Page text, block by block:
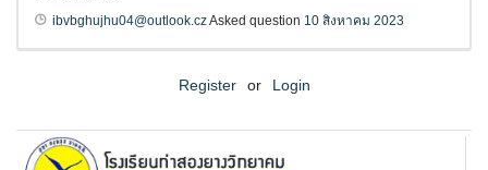
ibvbghujhu04@outlook.czAsked question 10 สิงหาคม 2023
Register or Login